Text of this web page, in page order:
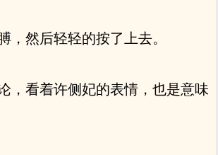
然后轻轻的按了上去。
，看着许侧妃的表情，也是意味